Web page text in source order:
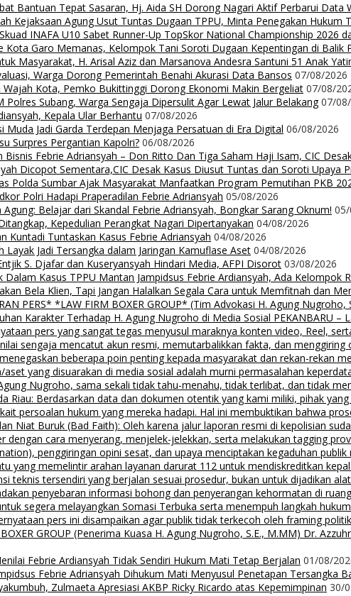
Bantuan Tepat Sasaran, Hj. Aida SH Dorong Nagari Aktif Perbarui Data
Kejaksaan Agung Usut Tuntas Dugaan TPPU, Minta Penegakan Hukum
INAFA U10 Sabet Runner-Up TopSkor National Championship 2026
Kota Garo Memanas, Kelompok Tani Soroti Dugaan Kepentingan di Balik
Masyarakat, H. Arisal Aziz dan Marsanova Andesra Santuni 51 Anak
Warga Dorong Pemerintah Benahi Akurasi Data Bansos 07/08/2026
Wajah Kota, Pemko Bukittinggi Dorong Ekonomi Makin Bergeliat 07/08/
Polres Subang, Warga Sengaja Dipersulit Agar Lewat Jalur Belakang 07/
Kepala Ular Berhantu 07/08/2026
Muda Jadi Garda Terdepan Menjaga Persatuan di Era Digital 06/08/2026
Surpres Pergantian Kapolri? 06/08/2026
Bisnis Febrie Adriansyah – Don Ritto Dan Tiga Saham Haji Isam, CIC
Dicopot Sementara,CIC Desak Kasus Diusut Tuntas dan Soroti Upaya
Polda Sumbar Ajak Masyarakat Manfaatkan Program Pemutihan PKB
Polri Hadapi Praperadilan Febrie Adriansyah 05/08/2026
Belajar dari Skandal Febrie Adriansyah, Bongkar Sarang Oknum!
Kepedulian Perangkat Nagari Dipertanyakan 04/08/2026
Kuntadi Tuntaskan Kasus Febrie Adriansyah 04/08/2026
Layak Jadi Tersangka dalam Jaringan Kamuflase Aset 04/08/2026
S. Djafar dan Kuseryansyah Hindari Media, AFPI Disorot 03/08/2026
Kasus TPPU Mantan Jampidsus Febrie Ardiansyah, Ada Kelompok
Bela Klien, Tapi Jangan Halalkan Segala Cara untuk Memfitnah dan
PERS* *LAW FIRM BOXER GROUP* (Tim Advokasi H. Agung
Karakter Terhadap H. Agung Nugroho di Media Sosial PEKANBARU
pers yang sangat tegas menyusul maraknya konten video, Reel,
sengaja mencatut akun resmi, memutarbalikkan fakta, dan
beberapa poin penting kepada masyarakat dan rekan-rekan
yang disuarakan di media sosial adalah murni permasalahan
Nugroho, sama sekali tidak tahu-menahu, tidak terlibat, dan tidak
Riau: Berdasarkan data dan dokumen otentik yang kami miliki, pihak
persoalan hukum yang mereka hadapi. Hal ini membuktikan bahwa
Niat Buruk (Bad Faith): Oleh karena jalur laporan resmi di kepolisian
dengan cara menyerang, menjelek-jelekkan, serta melakukan tagging
penggiringan opini sesat, dan upaya menciptakan kegaduhan
yang memelintir arahan layanan darurat 112 untuk mendiskreditkan
teknis tersendiri yang berjalan sesuai prosedur, bukan untuk dijadikan
penyebaran informasi bohong dan penyerangan kehormatan di
segera melayangkan Somasi Terbuka serta menempuh langkah
pers ini disampaikan agar publik tidak terkecoh oleh framing
GROUP (Penerima Kuasa H. Agung Nugroho, S.E., M.MM) Dr.
Febrie Ardiansyah Tidak Sendiri Hukum Mati Tetap Berjalan 01/08/
Febrie Adriansyah Dihukum Mati Menyusul Penetapan Tersangka
Zulmaeta Apresiasi AKBP Ricky Ricardo atas Kepemimpinan 30/